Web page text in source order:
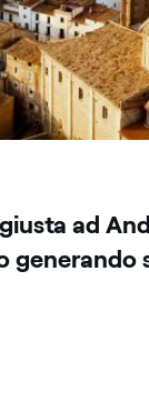
ad
generando